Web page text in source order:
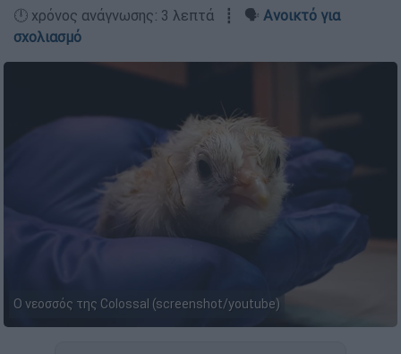
🕛 χρόνος ανάγνωσης: 3 λεπτά ┋ 🗣️ Ανοικτό για
σχολιασμό
Ο νεοσσός της Colossal (screenshot/youtube)